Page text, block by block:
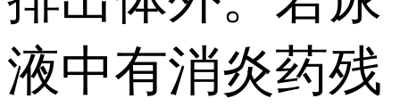
液中有消炎药残